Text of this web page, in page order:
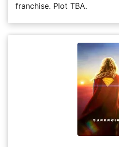
franchise. Plot TBA.